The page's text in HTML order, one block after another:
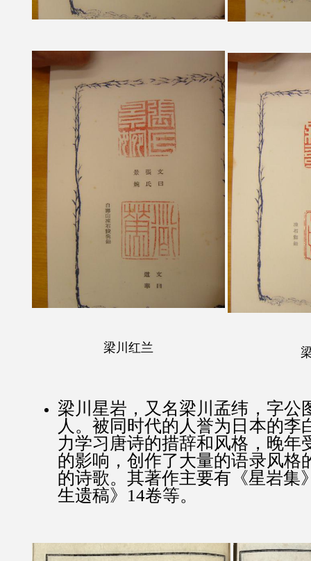
梁川红兰
梁川星岩，又名梁川孟纬，字公
人。被同时代的人誉为日本的李
力学习唐诗的措辞和风格，晚年
的影响，创作了大量的语录风格
的诗歌。其著作主要有《星岩集
生遗稿》14卷等。